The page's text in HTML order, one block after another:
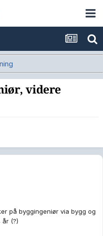
videre
på byggingeniør via bygg og
år (?)